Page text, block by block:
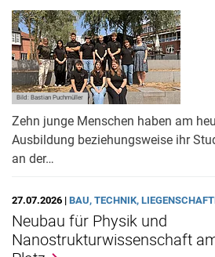
Bild: Bastian Puchmüller
Zehn junge Menschen haben am
Ausbildung beziehungsweise ihr
an der…
27.07.2026 | BAU, TECHNIK,
Neubau für Physik und
Nanostrukturwissenschaft